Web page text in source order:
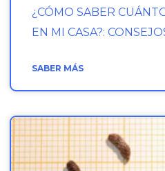
¿CÓMO SABER
EN MI CASA?:
SABER MÁS